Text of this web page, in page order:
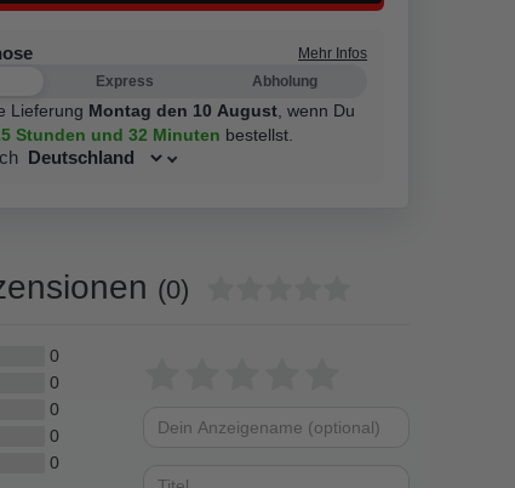
Mehr Infos
Express Abholung
Lieferung Montag den 10 August, wenn Du
Stunden und 32 Minuten bestellst.
(0)
0
0
0
0
0
von
von
von
von
von
5